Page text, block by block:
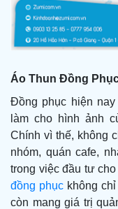
Áo Thun Đồng
Đồng phục hiện
làm cho hình ảnh
Chính vì thế, không
nhóm, quán cafe,
trong việc đầu tư
đồng phụckhông chỉ
còn mang giá trị